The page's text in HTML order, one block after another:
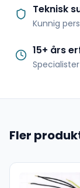
Teknisk
Kunnig
15+ års
Fler